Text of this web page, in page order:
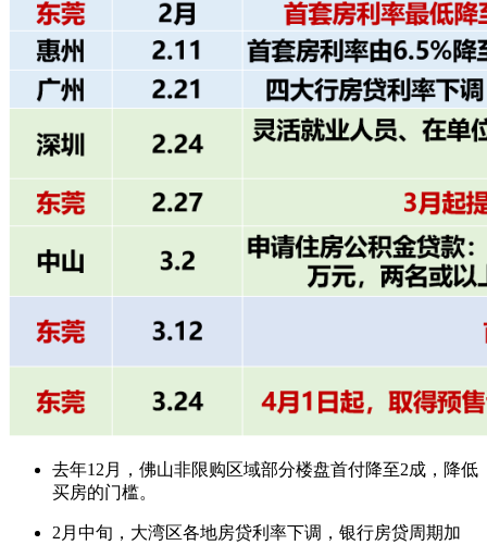
去年12月，佛山非限购区域部分楼盘首付降至2成，降低
买房的门槛。
2月中旬，大湾区各地房贷利率下调，银行房贷周期加